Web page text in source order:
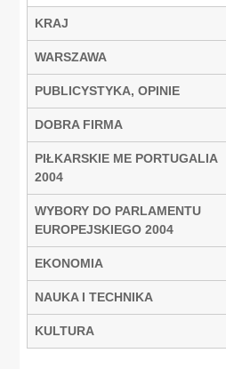
KRAJ
WARSZAWA
PUBLICYSTYKA, OPINIE
DOBRA FIRMA
PIŁKARSKIE ME PORTUGALIA
2004
WYBORY DO PARLAMENTU
EUROPEJSKIEGO 2004
EKONOMIA
NAUKA I TECHNIKA
KULTURA